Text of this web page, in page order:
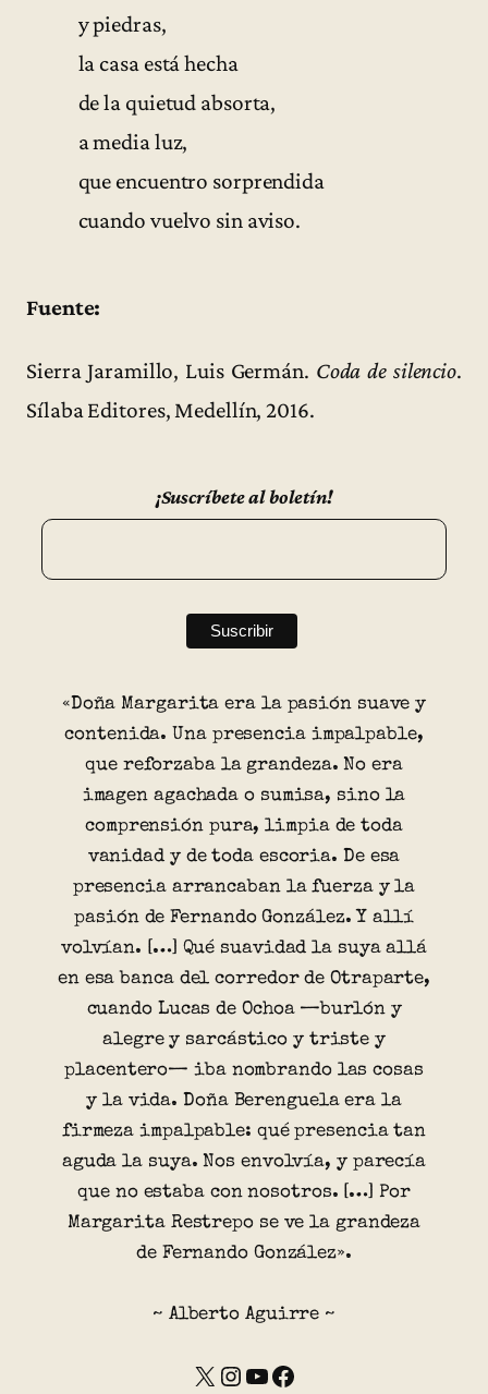
y piedras,
la casa está hecha
de la quietud absorta,
a media luz,
que encuentro sorprendida
cuando vuelvo sin aviso.
Fuente:
Sierra Jaramillo, Luis Germán. Coda de silencio.
Sílaba Editores, Medellín, 2016.
¡Suscríbete al boletín!
«Doña Margarita era la pasión suave y
contenida. Una presencia impalpable,
que reforzaba la grandeza. No era
imagen agachada o sumisa, sino la
comprensión pura, limpia de toda
vanidad y de toda escoria. De esa
presencia arrancaban la fuerza y la
pasión de Fernando González. Y allí
volvían. […] Qué suavidad la suya allá
en esa banca del corredor de Otraparte,
cuando Lucas de Ochoa —burlón y
alegre y sarcástico y triste y
placentero— iba nombrando las cosas
y la vida. Doña Berenguela era la
firmeza impalpable: qué presencia tan
aguda la suya. Nos envolvía, y parecía
que no estaba con nosotros. […] Por
Margarita Restrepo se ve la grandeza
de Fernando González».
~ Alberto Aguirre ~
X Instagram YouTube Facebook